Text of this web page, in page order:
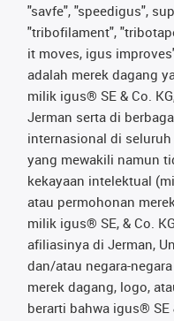
"savfe", "speedigus",
"tribofilament",
it moves, igus
adalah merek dagang
milik igus® SE & Co.
Jerman serta di
internasional di
yang mewakili namun
kekayaan intelektual
atau permohonan
milik igus® SE, & Co.
afiliasinya di Jerman,
dan/atau negara-
merek dagang, logo,
berarti bahwa igus® SE